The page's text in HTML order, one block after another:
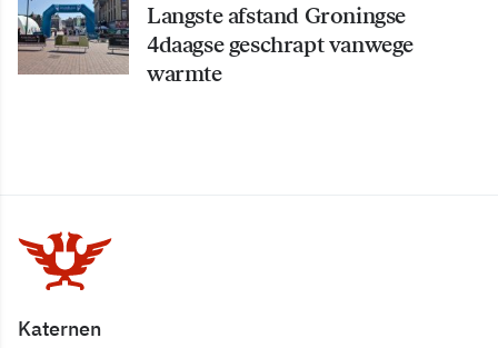
Langste afstand Groningse
4daagse geschrapt vanwege
warmte
Katernen